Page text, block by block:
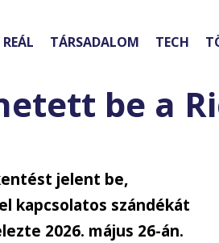
REÁL TÁRSADALOM TECH
be a
jelent be,
kapcsolatos szándékát
2026. május 26-án.